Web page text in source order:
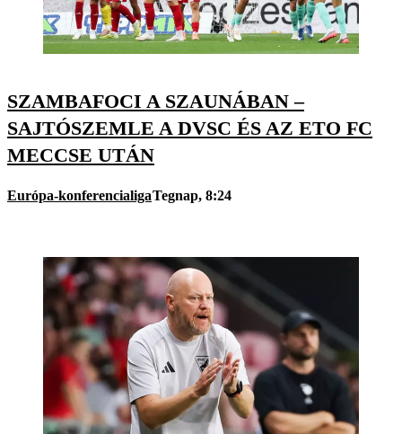
SZAMBAFOCI A SZAUNÁBAN –
SAJTÓSZEMLE A DVSC ÉS AZ ETO FC
MECCSE UTÁN
Európa-konferencialigaTegnap, 8:24